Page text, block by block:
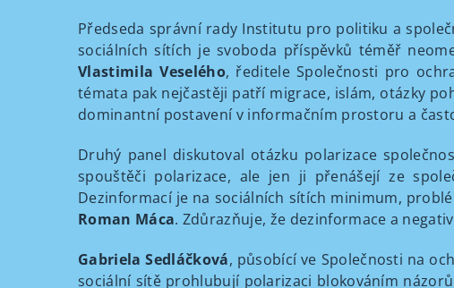
Předseda správní rady Institutu pro politiku a
sociálních sítích je svoboda příspěvků téměř
Vlastimila Veselého, ředitele Společnosti pro
témata pak nejčastěji patří migrace, islám, otázky
dominantní postavení v informačním prostoru a
Druhý panel diskutoval otázku polarizace
spouštěči polarizace, ale jen ji přenášejí ze
Dezinformací je na sociálních sítích minimum,
Roman Máca. Zdůrazňuje, že dezinformace a
Gabriela Sedláčková, působící ve Společnosti na
sociální sítě prohlubují polarizaci blokováním